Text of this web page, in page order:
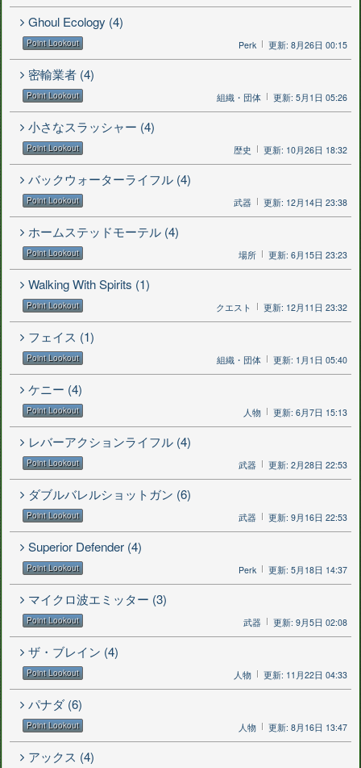
Ghoul Ecology (4)
Point Lookout Perk 更新: 8月26日 00:15
密輸業者 (4)
Point Lookout 組織・団体 更新: 5月1日 05:26
小さなスラッシャー (4)
Point Lookout 歴史 更新: 10月26日 18:32
バックウォーターライフル (4)
Point Lookout 武器 更新: 12月14日 23:38
ホームステッドモーテル (4)
Point Lookout 場所 更新: 6月15日 23:23
Walking With Spirits (1)
Point Lookout クエスト 更新: 12月11日 23:32
フェイス (1)
Point Lookout 組織・団体 更新: 1月1日 05:40
ケニー (4)
Point Lookout 人物 更新: 6月7日 15:13
レバーアクションライフル (4)
Point Lookout 武器 更新: 2月28日 22:53
ダブルバレルショットガン (6)
Point Lookout 武器 更新: 9月16日 22:53
Superior Defender (4)
Point Lookout Perk 更新: 5月18日 14:37
マイクロ波エミッター (3)
Point Lookout 武器 更新: 9月5日 02:08
ザ・ブレイン (4)
Point Lookout 人物 更新: 11月22日 04:33
パナダ (6)
Point Lookout 人物 更新: 8月16日 13:47
アックス (4)